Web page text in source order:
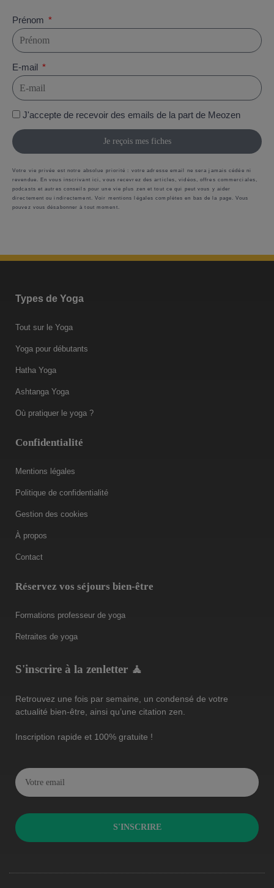
Prénom
E-mail
J'accepte de recevoir des emails de la part de Meozen
Je reçois mes fiches
Votre vie privée est notre absolue priorité : votre adresse email ne sera jamais cédée ni
revendue. En vous inscrivant ici, vous recevrez des articles, vidéos, offres commerciales,
podcasts et autres conseils pour une vie plus zen et tout ce qui peut vous y aider
directement ou indirectement. Voir mentions légales complètes en bas de la page. Vous
pouvez vous désabonner à tout moment.
Types de Yoga
Tout sur le Yoga
Yoga pour débutants
Hatha Yoga
Ashtanga Yoga
Où pratiquer le yoga ?
Confidentialité
Mentions légales
Politique de confidentialité
Gestion des cookies
À propos
Contact
Réservez vos séjours bien-être
Formations professeur de yoga
Retraites de yoga
S'inscrire à la zenletter 🧘
Retrouvez une fois par semaine, un condensé de votre
actualité bien-être, ainsi qu’une citation zen.
Inscription rapide et 100% gratuite !
S'INSCRIRE